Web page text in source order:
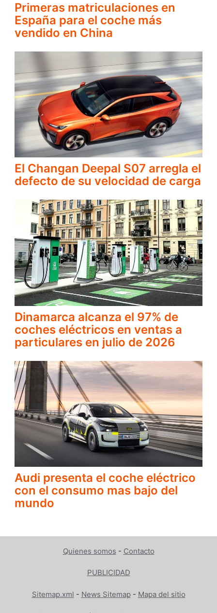
Primeras matriculaciones en
España para el coche más
vendido en China
El Changan Deepal S07 arregla el
defecto de su velocidad de carga
Dinamarca alcanza el 97% de
coches eléctricos en ventas a
particulares en julio de 2026
Audi presenta el coche eléctrico
con el consumo mas bajo del
mundo
Quienes somos - Contacto
PUBLICIDAD
Sitemap.xml - News Sitemap- Mapa del sitio